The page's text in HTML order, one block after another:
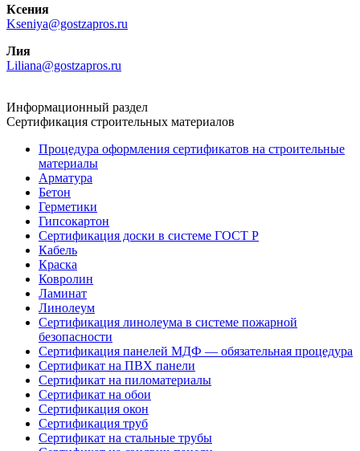
Ксения
Kseniya@gostzapros.ru
Лия
Liliana@gostzapros.ru
Информационный раздел
Сертификация строительных материалов
Процедура оформления сертификатов на строительные
материалы
Арматура
Бетон
Герметики
Гипсокартон
Сертификация доски в системе ГОСТ Р
Кабель
Краска
Ковролин
Ламинат
Линолеум
Сертификация линолеума в системе пожарной
безопасности
Сертификация панелей МДФ — обязательная процедура
Сертификат на ПВХ панели
Сертификат на пиломатериалы
Сертификат на обои
Сертификация окон
Сертификация труб
Сертификат на стальные трубы